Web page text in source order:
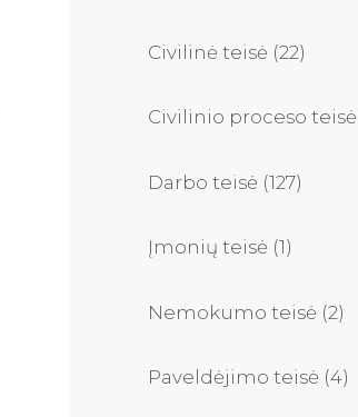
Civilinė teisė (22)
Civilinio proceso teisė
Darbo teisė (127)
Įmonių teisė (1)
Nemokumo teisė (2)
Paveldėjimo teisė (4)